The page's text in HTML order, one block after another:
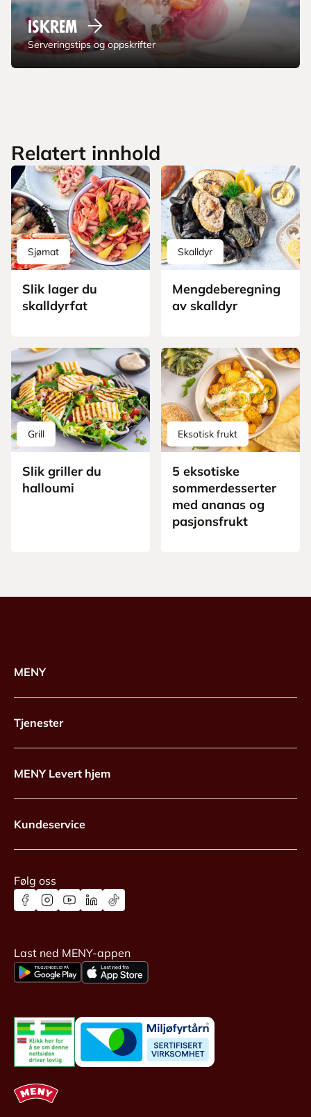
Iskrem
Serveringstips og oppskrifter
Relatert innhold
Sjømat
Slik lager du
skalldyrfat
Skalldyr
Mengdeberegning
av skalldyr
Grill
Slik griller du
halloumi
Eksotisk frukt
5 eksotiske
sommerdesserter
med ananas og
pasjonsfrukt
MENY
Tjenester
MENY Levert hjem
Kundeservice
Følg oss
Last ned MENY-appen